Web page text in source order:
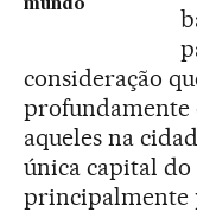
mundo
consideração
profundamente
aqueles na
única capital do
principalmente